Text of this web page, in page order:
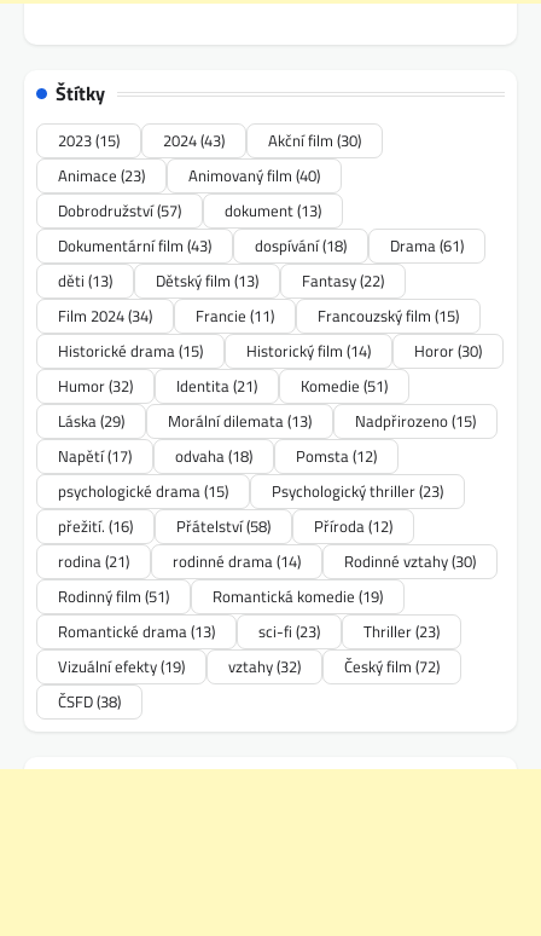
Štítky
2023(15) 2024(43) Akční film (30)
Animace (23) Animovaný film (40)
Dobrodružství(57) dokument(13)
Dokumentární film (43) dospívání(18) Drama(61)
děti (13) Dětský film (13) Fantasy(22)
Film 2024(34) Francie (11) Francouzský film (15)
Historické drama(15) Historický film (14) Horor(30)
Humor(32) Identita(21) Komedie (51)
Láska(29) Morální dilemata(13) Nadpřirozeno(15)
Napětí(17) odvaha(18) Pomsta(12)
psychologické drama(15) Psychologický thriller(23)
přežití. (16) Přátelství(58) Příroda(12)
rodina(21) rodinné drama(14) Rodinné vztahy(30)
Rodinný film (51) Romantická komedie (19)
Romantické drama(13) sci-fi (23) Thriller(23)
Vizuální efekty(19) vztahy(32) Český film (72)
ČSFD(38)